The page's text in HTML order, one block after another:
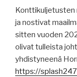
Konttikuljetusten
ja nostivat
sitten vuoden
olivat tulleista
yhdistyneenä
https://